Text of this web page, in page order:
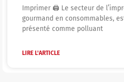
Imprimer 🖨 Le secteur de
gourmand en consommables,
présenté comme polluant
LIRE L'ARTICLE